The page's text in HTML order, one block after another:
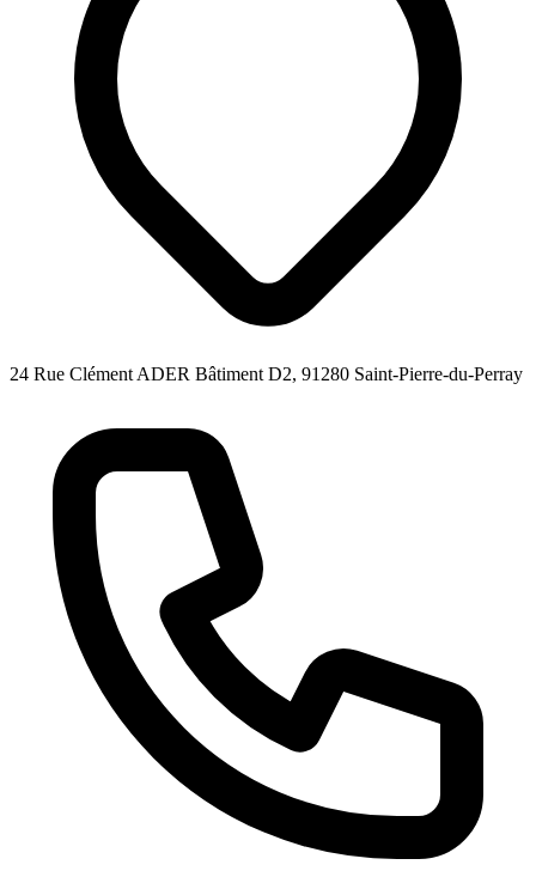
24 Rue Clément ADER Bâtiment D2, 91280 Saint-Pierre-du-Perray